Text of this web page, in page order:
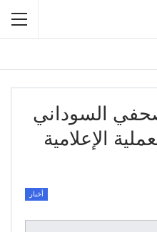
السوداني
الإعلامية
أخبار